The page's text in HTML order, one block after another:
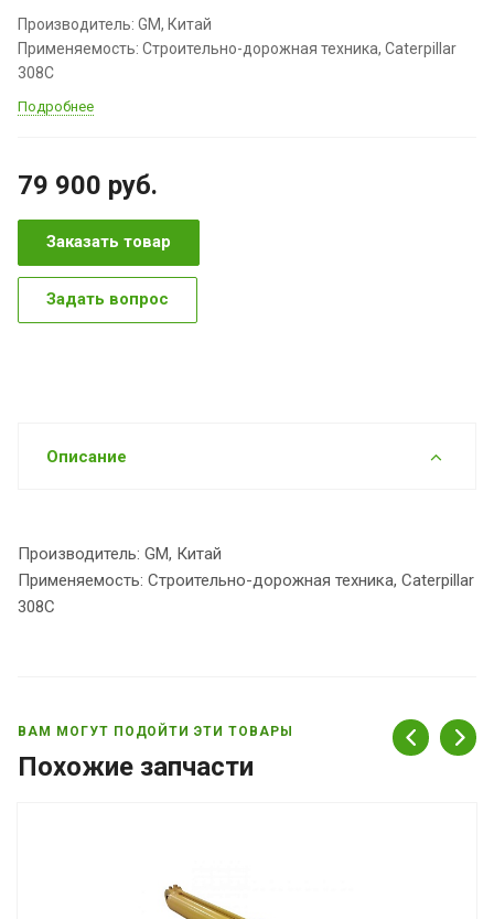
Производитель: GM, Китай
Применяемость: Строительно-дорожная техника, Caterpillar
308C
Подробнее
79 900 руб.
Заказать товар
Задать вопрос
Описание
Производитель: GM, Китай
Применяемость: Строительно-дорожная техника, Caterpillar
308C
ВАМ МОГУТ ПОДОЙТИ ЭТИ ТОВАРЫ
Похожие запчасти